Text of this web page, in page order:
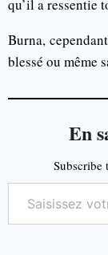
qu’il a ressentie
Burna,
blessé ou même
En
Subscribe